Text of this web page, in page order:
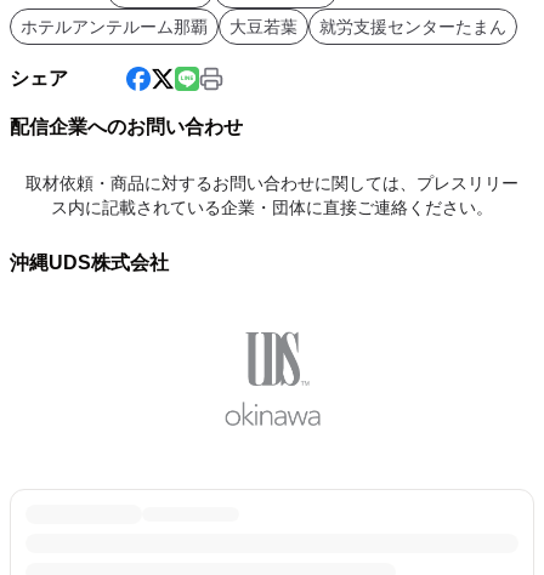
ホテルアンテルーム那覇
大豆若葉 就労支援センターたまん
シェア
配信企業へのお問い合わせ
取材依頼・商品に対するお問い合わせに関しては、プレスリリー
ス内に記載されている企業・団体に直接ご連絡ください。
沖縄UDS株式会社